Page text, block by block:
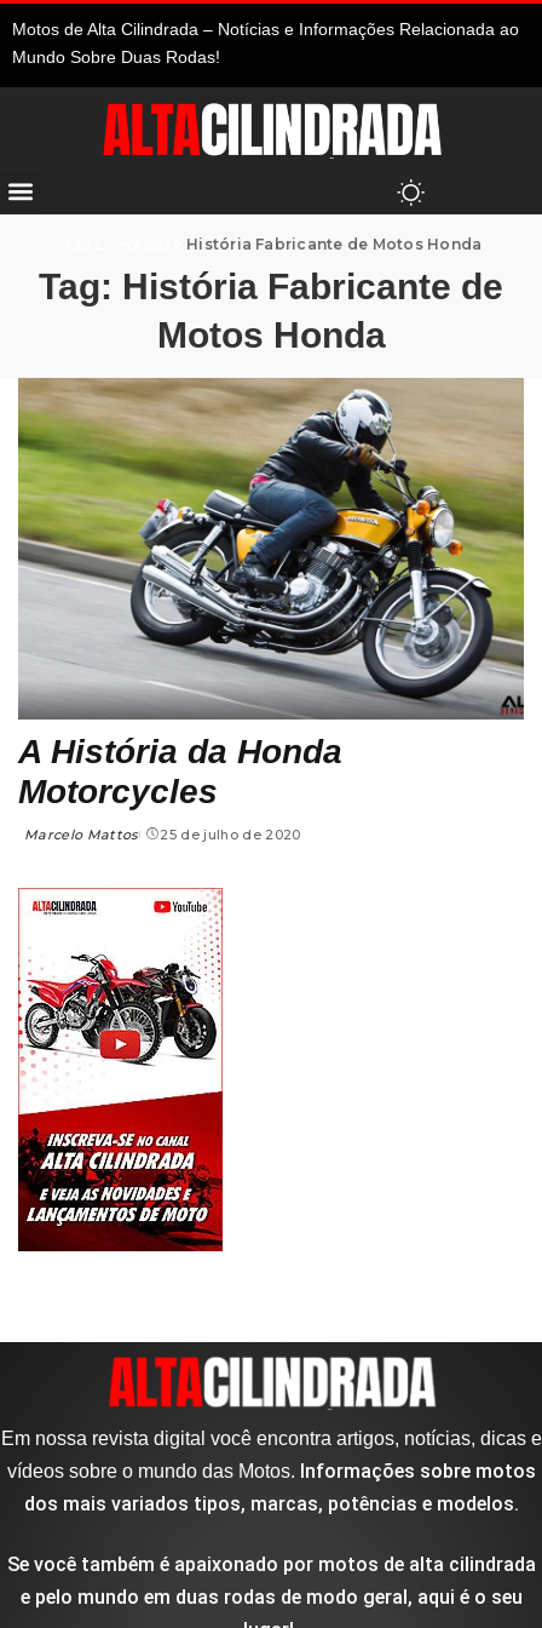
Motos de Alta Cilindrada – Notícias e Informações Relacionada ao
Mundo Sobre Duas Rodas!
História Fabricante de Motos Honda
Tag: História Fabricante de
Motos Honda
A História da Honda
Motorcycles
Marcelo Mattos 25 de julho de 2020
Em nossa revista digital você encontra artigos, notícias, dicas e
vídeos sobre o mundo das Motos. Informações sobre motos
dos mais variados tipos, marcas, potências e modelos.
Se você também é apaixonado por motos de alta cilindrada
e pelo mundo em duas rodas de modo geral, aqui é o seu